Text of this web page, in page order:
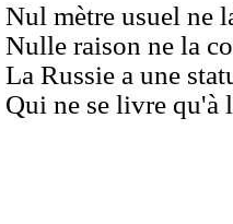
Nul mètre usuel ne
Nulle raison ne la
La Russie a une
Qui ne se livre qu'à